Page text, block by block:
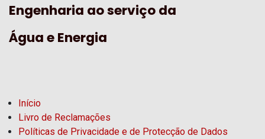
Engenharia ao serviço da
Água e Energia
Início
Livro de Reclamações
Políticas de Privacidade e de Protecção de Dados